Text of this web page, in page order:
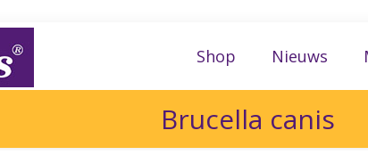
Shop Nieuws
Brucella canis